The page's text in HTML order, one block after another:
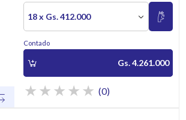
18 x Gs. 412.000
Contado
Gs. 4.261.000
(0)